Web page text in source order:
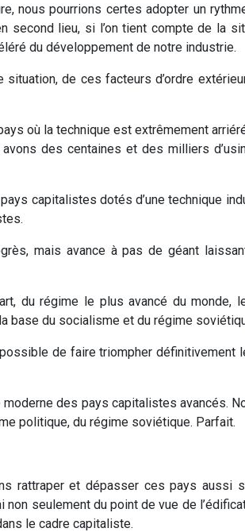
nous pourrions certes adopter un
lieu, si l’on tient compte de la
du développement de notre industrie.
de ces facteurs d’ordre
où la technique est extrêmement
des centaines et des milliers
pays capitalistes dotés d’une technique
mais avance à pas de géant
du régime le plus avancé du monde,
base du socialisme et du régime
de faire triompher
des pays capitalistes avancés.
politique, du régime soviétique. Parfait.
rattraper et dépasser ces pays aussi
seulement du point de vue de
le cadre capitaliste.